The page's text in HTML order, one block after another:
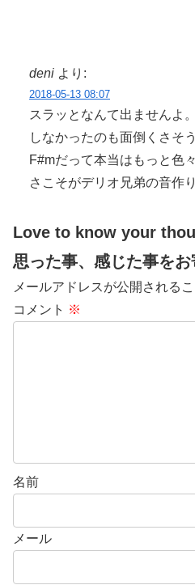
deni より:
2018-05-13 08:07
スラッとなんて出ませんよ
しなかったのも面倒くさそ
F#mだって本当はもっと色
さこそがデリオ兄弟の音作
Love to know your
思った事、感じた事をお
メールアドレスが公開される
コメント ※
名前
メール